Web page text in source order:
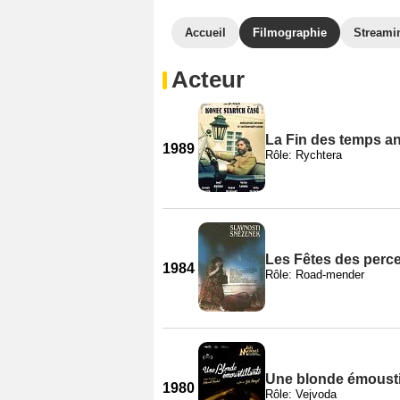
Accueil Filmographie
Acteur
1989
La Fin des temps
Rôle: Rychtera
1984
Les Fêtes des
Rôle: Road-mender
1980
Une blonde
Rôle: Vejvoda